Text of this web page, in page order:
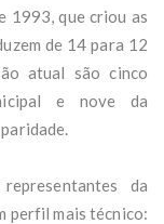
1993, que criou as
de 14 para 12
atual são cinco
e nove da
da
perfil mais técnico: